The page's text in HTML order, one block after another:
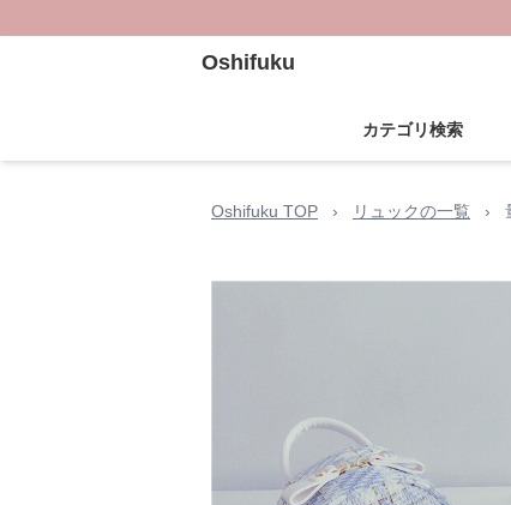
Oshifuku
カテゴリ検索
Oshifuku TOP › リュックの一覧 ›